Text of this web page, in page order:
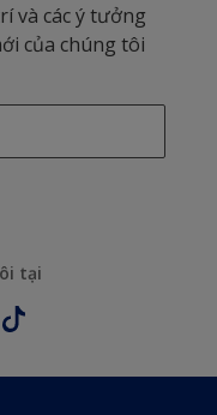
và các ý tưởng
của chúng tôi
tại